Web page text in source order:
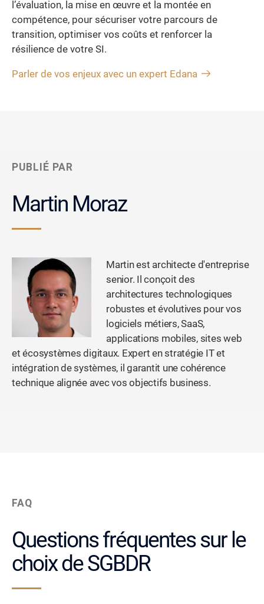
l’évaluation, la mise en œuvre et la montée en
compétence, pour sécuriser votre parcours de
transition, optimiser vos coûts et renforcer la
résilience de votre SI.
Parler de vos enjeux avec un expert Edana
PUBLIÉ PAR
Martin Moraz
Martin est architecte d'entreprise
senior. Il conçoit des
architectures technologiques
robustes et évolutives pour vos
logiciels métiers, SaaS,
applications mobiles, sites web
et écosystèmes digitaux. Expert en stratégie IT et
intégration de systèmes, il garantit une cohérence
technique alignée avec vos objectifs business.
FAQ
Questions fréquentes sur le
choix de SGBDR